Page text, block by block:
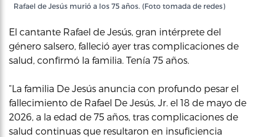
Rafael de Jesús murió a los 75 años. (Foto tomada de redes)
El cantante Rafael de Jesús, gran intérprete del
género salsero, falleció ayer tras complicaciones de
salud, confirmó la familia. Tenía 75 años.
“La familia De Jesús anuncia con profundo pesar el
fallecimiento de Rafael De Jesús, Jr. el 18 de mayo de
2026, a la edad de 75 años, tras complicaciones de
salud continuas que resultaron en insuficiencia